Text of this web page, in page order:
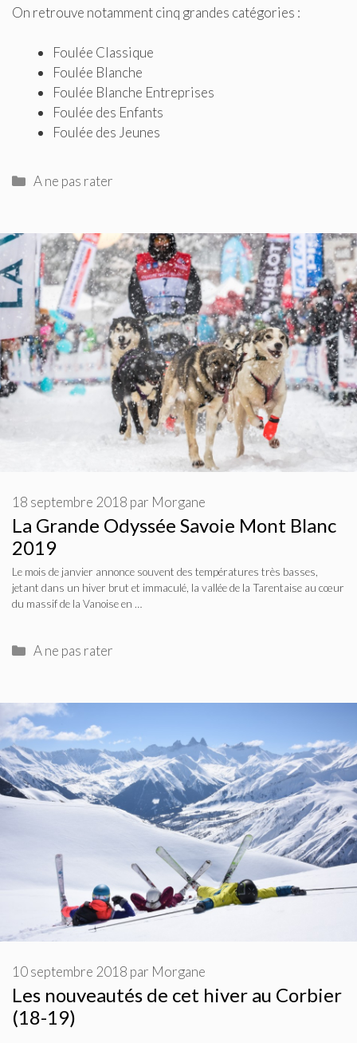
On retrouve notamment cinq grandes catégories :
Foulée Classique
Foulée Blanche
Foulée Blanche Entreprises
Foulée des Enfants
Foulée des Jeunes
Catégories
A ne pas rater
La Grande Odyssée Savoie Mont Blanc
2019
18 septembre 2018 par Morgane
Le mois de janvier annonce souvent des températures très basses,
jetant dans un hiver brut et immaculé, la vallée de la Tarentaise au cœur
du massif de la Vanoise en …
Catégories
A ne pas rater
Les nouveautés de cet hiver au Corbier
(18-19)
10 septembre 2018 par Morgane